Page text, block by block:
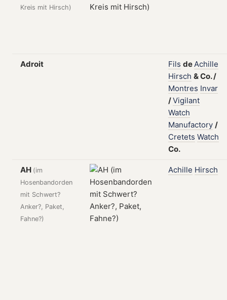
Kreis mit Hirsch)
Adroit Fils deAchille
Hirsch &Co./
Montres Invar
/Vigilant
Watch
Manufactory /
Cretets Watch
Co.
AH (im
Hosenbandorden
mit Schwert?
Anker?, Paket,
Fahne?)
Achille Hirsch